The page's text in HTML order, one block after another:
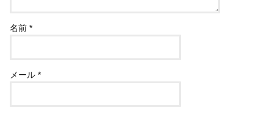
名前*
メール*